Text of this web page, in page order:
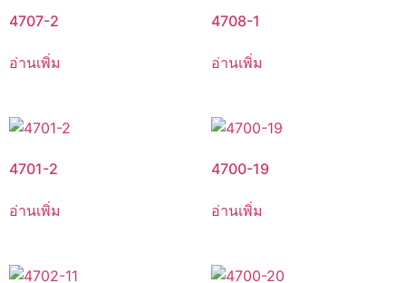
4707-2
อ่านเพิ่ม
4708-1
อ่านเพิ่ม
4701-2
อ่านเพิ่ม
4700-19
อ่านเพิ่ม